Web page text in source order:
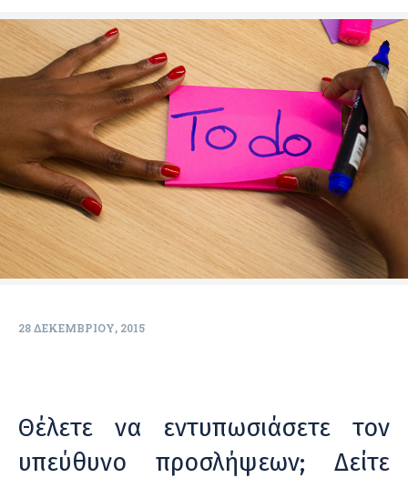
28 ΔΕΚΕΜΒΡΊΟΥ, 2015
Θέλετε να εντυπωσιάσετε τον
υπεύθυνο προσλήψεων; Δείτε